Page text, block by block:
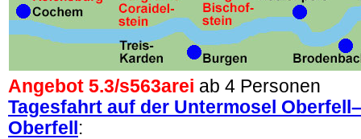
Angebot 5.3/s563arei ab 4 Personen
Tagesfahrt auf der Untermosel
Oberfell :